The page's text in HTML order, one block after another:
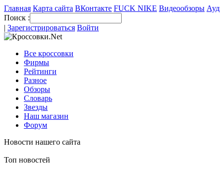
Главная Карта сайта ВКонтакте FUCK NIKE Видеообзоры
Поиск :
| Зарегистрироваться Войти
Все кроссовки
Фирмы
Рейтинги
Разное
Обзоры
Словарь
Звезды
Наш магазин
Форум
Новости нашего сайта
Топ новостей